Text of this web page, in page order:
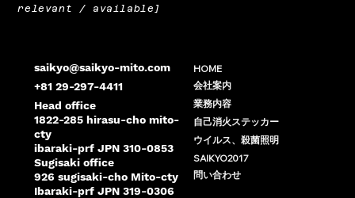
relevant / available]
saikyo@saikyo-mito.com
+81 29-297-4411
Head office
1822-285 hirasu-cho mito-
cty
ibaraki-prf JPN 310-0853
Sugisaki office
926 sugisaki-cho Mito-cty
Ibaraki-prf JPN 319-0306
HOME
会社案内
業務内容
自己消火ステッカー
ウイルス、殺菌照明
SAIKYO2017
問い合わせ